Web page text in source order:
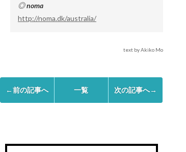
◎ noma
http://noma.dk/australia/
text by Akiko Mori Ganivet
←前の記事へ 一覧 次の記事へ→